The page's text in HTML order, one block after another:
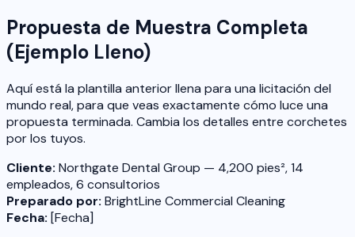
Propuesta de Muestra Completa
(Ejemplo Lleno)
Aquí está la plantilla anterior llena para una licitación del
mundo real, para que veas exactamente cómo luce una
propuesta terminada. Cambia los detalles entre corchetes
por los tuyos.
Cliente: Northgate Dental Group — 4,200 pies², 14
empleados, 6 consultorios
Preparado por: BrightLine Commercial Cleaning
Fecha: [Fecha]